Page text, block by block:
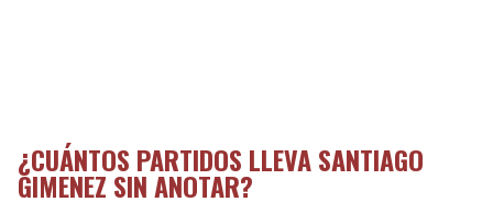
¿CUÁNTOS PARTIDOS LLEVA SANTIAGO
GIMENEZ SIN ANOTAR?